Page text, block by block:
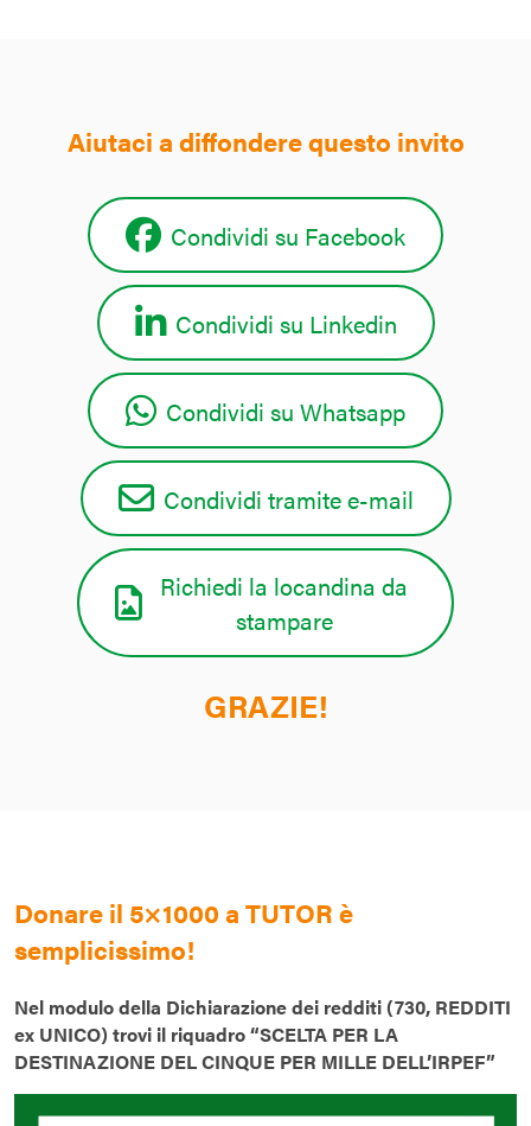
Aiutaci a diffondere questo invito
Condividi su Facebook
Condividi su Linkedin
Condividi su Whatsapp
Condividi tramite e-mail
Richiedi la locandina da
stampare
GRAZIE!
Donare il 5×1000 a TUTOR è
semplicissimo!
Nel modulo della Dichiarazione dei redditi (730, REDDITI
ex UNICO) trovi il riquadro “SCELTA PER LA
DESTINAZIONE DEL CINQUE PER MILLE DELL’IRPEF”